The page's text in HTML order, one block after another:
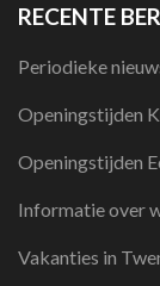
RECENTE
Periodieke
Openingstijden
Openingstijden
Informatie over
Vakanties in